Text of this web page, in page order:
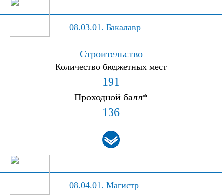
08.03.01. Бакалавр
Строительство
Количество бюджетных мест
191
Проходной балл*
136
08.04.01. Магистр